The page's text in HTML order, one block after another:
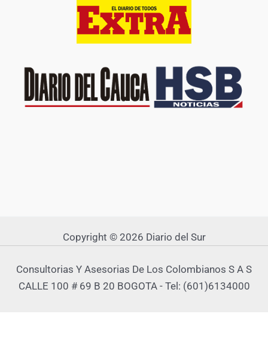
Copyright © 2026 Diario del Sur
Consultorias Y Asesorias De Los Colombianos S A S
CALLE 100 # 69 B 20 BOGOTA - Tel: (601)6134000